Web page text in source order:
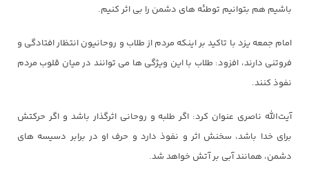
باشیم هم بتوانیم توطئه های دشمن را بی اثر کنیم.
امام جمعه یزد با تاکید بر اینکه مردم از طلاب و روحانیون انتظار افتادگی و
فروتنی دارند، افزود: طلاب با این ویژگی ها می توانند در میان قلوب مردم
نفوذ کنند.
آیت‌الله ناصری عنوان کرد: اگر طلبه و روحانی اثرگذار باشد و اگر حرکتش
برای خدا باشد، سخنش اثر و نفوذ دارد و حرف او در برابر دسیسه های
دشمن، همانند آبی بر آتش خواهد شد.